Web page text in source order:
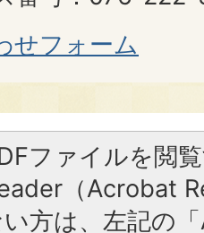
せフォーム
ファイルを閲
（Acrobat
方は、左記の